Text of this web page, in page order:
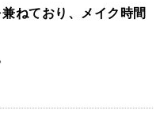
ねており、メイク時間